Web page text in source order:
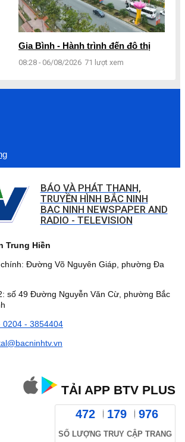
Gia Bình - Hành trình đến đô thị
08:28 - 06/08/2026 71 lượt xem
BÁO VÀ PHÁT THANH,
TRUYỀN HÌNH BẮC NINH
BAC NINH NEWSPAPER AND
RADIO - TELEVISION
Trung Hiền
Đường Võ Nguyên Giáp, phường Đa
Đường Nguyễn Văn Cừ, phường Bắc
0204 - 3854404
TẢI APP BTV PLUS
472 179 976
SỐ LƯỢNG TRUY CẬP TRANG